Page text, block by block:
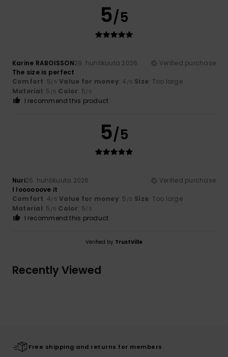
5/5
Karine RABOISSON29. huhtikuuta 2026
Verified purchase
The size is perfect
Comfort: 5/5 Value for money: 4 /5 Size: Too large
Material: 5 /5 Color: 5/5
I recommend this product
5/5
Nuri26. huhtikuuta 2026
Verified purchase
I loooooove it
Comfort: 4/5 Value for money: 5 /5 Size: Too large
Material: 5 /5 Color: 5/5
I recommend this product
Verified by TrustVille
Recently Viewed
Free shipping and returns for members